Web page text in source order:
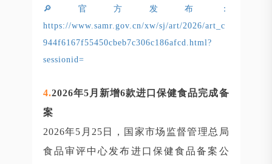
🔎官方发布：
https://www.samr.gov.cn/xw/sj/art/2026/art_c
944f6167f55450cbeb7c306c186afcd.html?
sessionid=
4.2026年5月新增6款进口保健食品完成备
案
2026年5月25日，国家市场监督管理总局
食品审评中心发布进口保健食品备案公